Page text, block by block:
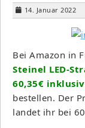
14. Januar 2022
Bei Amazon in
Steinel LED-
60,35€
bestellen. Der
landet ihr bei